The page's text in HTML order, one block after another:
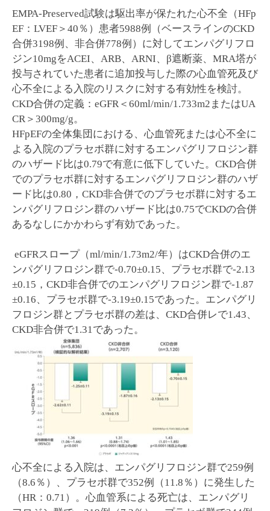
EMPA-Preserved試験は駆出率が保たれた心不全（HFp
EF：LVEF＞40％）患者5988例（ベースラインのCKD
合併3198例、非合併778例）に対してエンパグリフロ
ジン10mgをACEI、ARB、ARNI、β遮断薬、MRA塔が
投与されていた患者に追加投与した際の心血管死及び
心不全による入院のリスクに対する有効性を検討。
CKD合併の定義：eGFR＜60ml/min/1.733m2またはUA
CR＞300mg/g。
HFpEFの全体集団における、心血管死または心不全に
よる入院のプラセボ群に対するエンパグリフロジン群
のハザード比は0.79で有意に低下していた。CKD合併
でのプラセボ群に対するエンパグリフロジン群のハザ
ード比は0.80，CKD非合併でのプラセボ群に対するエ
ンパグリフロジン群のハザード比は0.75でCKDの合併
あるなしにかかわらず有効であった。
eGFRスロープ（ml/min/1.73m2/年）はCKD合併のエ
ンパグリフロジン群で-0.70±0.15、プラセボ群で-2.13
±0.15，CKD非合併でのエンパグリフロジン群で-1.87
±0.16、プラセボ群で-3.19±0.15であった。エンパグリ
フロジン群とプラセボ群の差は、CKD合併レで1.43、
CKD非合併で1.31であった。
心不全による入院は、エンパグリフロジン群で259例
（8.6％）、プラセボ群で352例（11.8％）に発生した
（HR：0.71）。心血管系による死亡は、エンパグリ